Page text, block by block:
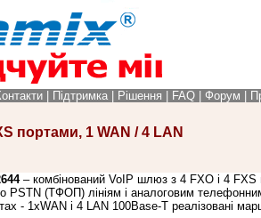
Підтримка Рішення FAQ Форум
портами, 1 WAN / 4 LAN
– комбінований VoIP шлюз з 4 FXO і 4 FXS
PSTN (ТФОП) лініям і аналоговим
- 1xWAN і 4 LAN 100Base-T реалізовані